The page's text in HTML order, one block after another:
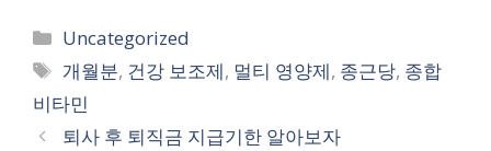
카
테
고
리
Uncategorized
태
그
개월분, 건강 보조제, 멀티 영양제, 종근당, 종합
비타민
퇴사 후 퇴직금 지급기한 알아보자